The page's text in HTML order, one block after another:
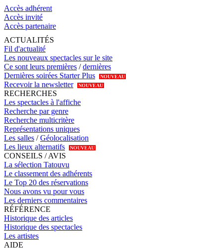
Accès adhérent
Accès invité
Accès partenaire
ACTUALITÉS
Fil d'actualité
Les nouveaux spectacles sur le site
Ce sont leurs premières /dernières
Dernières soirées Starter Plus
NOUVEAU
Recevoir la newsletter NOUVEAU
RECHERCHES
Les spectacles à l'affiche
Recherche par genre
Recherche multicritère
Représentations uniques
Les salles /Géolocalisation
Les lieux alternatifs
NOUVEAU
CONSEILS / AVIS
La sélection Tatouvu
Le classement des adhérents
Le Top 20 des réservations
Nous avons vu pour vous
Les derniers commentaires
RÉFÉRENCE
Historique des articles
Historique des spectacles
Les artistes
AIDE